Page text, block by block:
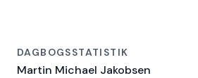
DAGBOGSSTATISTIK
Martin Michael Jakobsen